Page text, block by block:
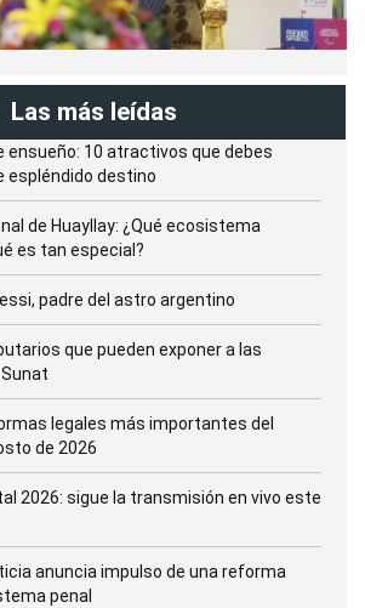
Las más leídas
ensueño: 10 atractivos que debes
espléndido destino
de Huayllay: ¿Qué ecosistema
es tan especial?
padre del astro argentino
que pueden exponer a las
legales más importantes del
de 2026
2026: sigue la transmisión en vivo este
anuncia impulso de una reforma
penal